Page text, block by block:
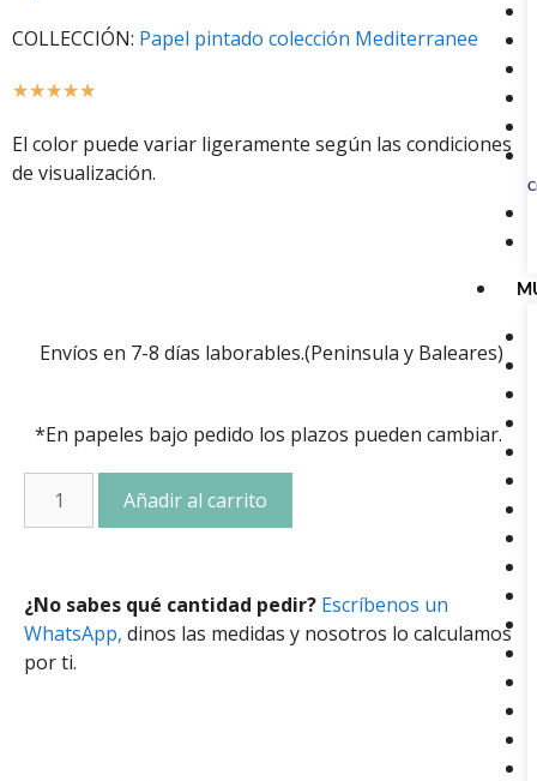
COLLECCIÓN: Papel pintado colección Mediterranee
☆☆☆☆☆
El color puede variar ligeramente según las condiciones
de visualización.
Envíos en 7-8 días laborables.(Peninsula y Baleares)
*En papeles bajo pedido los plazos pueden cambiar.
Añadir al carrito
¿No sabes qué cantidad pedir? Escríbenos un
WhatsApp, dinos las medidas y nosotros lo calculamos
por ti.